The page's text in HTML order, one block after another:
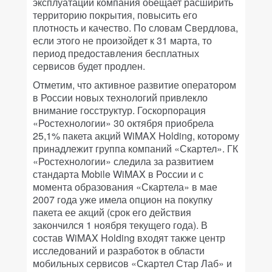
территорию покрытия, повысить его
плотность и качество. По словам Свердлова,
если этого не произойдет к 31 марта, то
период предоставления бесплатных
сервисов будет продлен.
Отметим, что активное развитие оператором
в России новых технологий привлекло
внимание госструктур. Госкорпорация
«Ростехнологии» 30 октября приобрела
25,1% пакета акций WiMAX Holding, которому
принадлежит группа компаний «Скартел». ГК
«Ростехнологии» следила за развитием
стандарта Mobile WiMAX в России и с
момента образования «Скартела» в мае
2007 года уже имела опцион на покупку
пакета ее акций (срок его действия
закончился 1 ноября текущего года). В
состав WiMAX Holding входят также центр
исследований и разработок в области
мобильных сервисов «Скартел Стар Лаб» и